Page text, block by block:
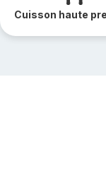
Cuisson haute